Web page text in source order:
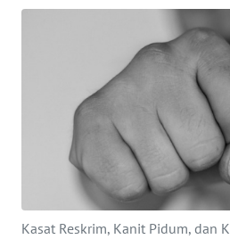
Kasat Reskrim, Kanit Pidum, dan
EKUIN
KESEHATAN
INTERNASIONAL
SERBA-SERBI